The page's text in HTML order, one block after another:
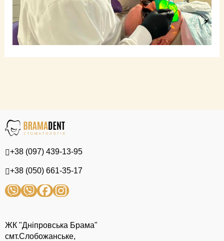
+38 (097) 439-13-95
+38 (050) 661-35-17
ЖК "Дніпровська Брама"
смт.Слобожанське,